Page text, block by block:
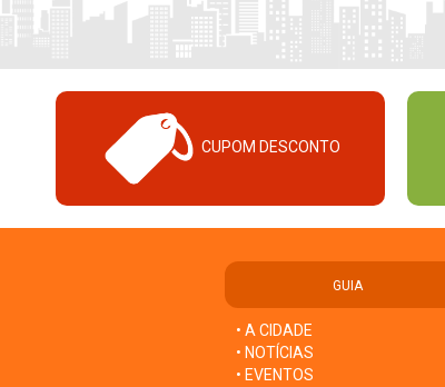
CUPOM DESCONTO
GUIA
• A CIDADE
• NOTÍCIAS
• EVENTOS